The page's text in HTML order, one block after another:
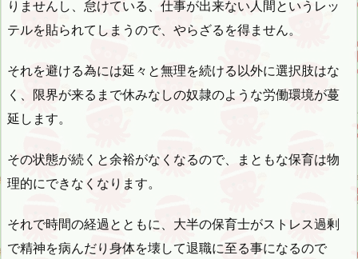
りませんし、怠けている、仕事が出来ない人間というレッ
テルを貼られてしまうので、やらざるを得ません。
それを避ける為には延々と無理を続ける以外に選択肢はな
く、限界が来るまで休みなしの奴隷のような労働環境が蔓
延します。
その状態が続くと余裕がなくなるので、まともな保育は物
理的にできなくなります。
それで時間の経過とともに、大半の保育士がストレス過剰
で精神を病んだり身体を壊して退職に至る事になるので